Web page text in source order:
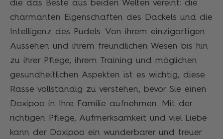
die das Beste aus beiden Welten vereint: die
charmanten Eigenschaften des Dackels und die
Intelligenz des Pudels. Von ihrem einzigartigen
Aussehen und ihrem freundlichen Wesen bis hin
zu ihrer Pflege, ihrem Training und möglichen
gesundheitlichen Aspekten ist es wichtig, diese
Rasse vollständig zu verstehen, bevor Sie einen
Doxipoo in Ihre Familie aufnehmen. Mit der
richtigen Pflege, Aufmerksamkeit und viel Liebe
kann der Doxipoo ein wunderbarer und treuer